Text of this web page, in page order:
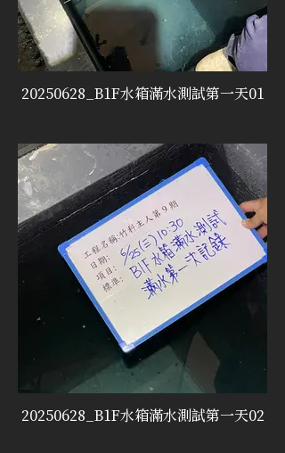
20250628_B1F水箱滿水測試第一天01
20250628_B1F水箱滿水測試第一天02